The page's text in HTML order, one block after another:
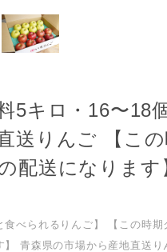
5キロ・16〜18
送りんご 【この
配送になります
食べられるりんご】 【この時期
】 青森県の市場から産地直送り